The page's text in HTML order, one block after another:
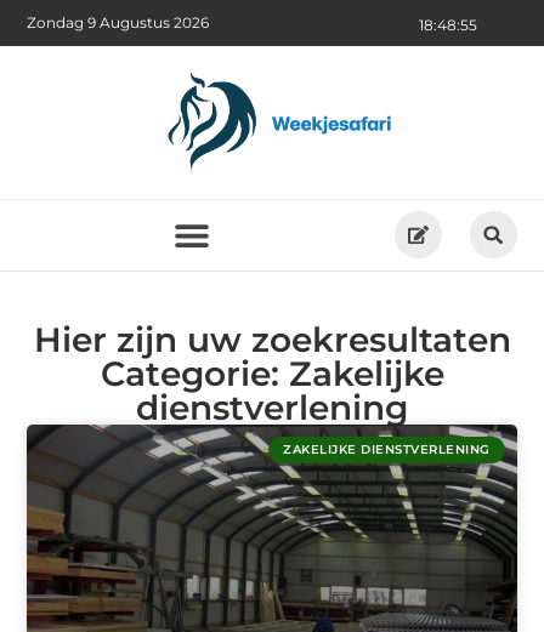
18:48:55
Zondag 9 Augustus 2026
Hier zijn uw zoekresultaten
Categorie: Zakelijke
dienstverlening
ZAKELIJKE DIENSTVERLENING